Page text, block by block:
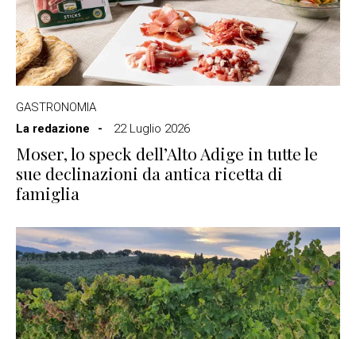
GASTRONOMIA
La redazione
22 Luglio 2026
Moser, lo speck dell’Alto Adige in tutte le
sue declinazioni da antica ricetta di
famiglia